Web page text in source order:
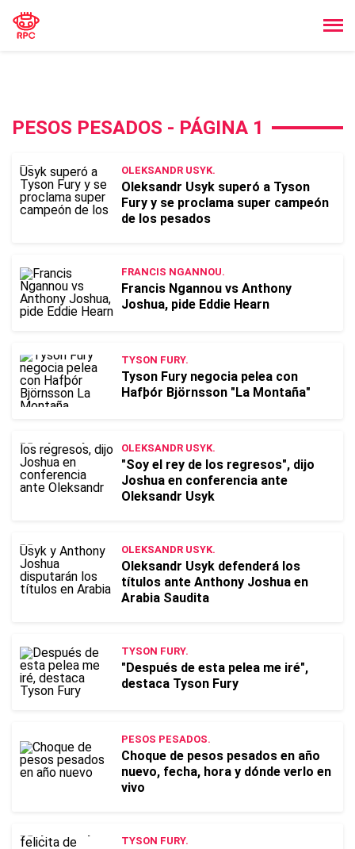
PESOS PESADOS - PÁGINA 1
OLEKSANDR USYK.
Oleksandr Usyk superó a Tyson
Fury y se proclama super campeón
de los pesados
FRANCIS NGANNOU.
Francis Ngannou vs Anthony
Joshua, pide Eddie Hearn
TYSON FURY.
Tyson Fury negocia pelea con
Hafþór Björnsson "La Montaña"
OLEKSANDR USYK.
"Soy el rey de los regresos", dijo
Joshua en conferencia ante
Oleksandr Usyk
OLEKSANDR USYK.
Oleksandr Usyk defenderá los
títulos ante Anthony Joshua en
Arabia Saudita
TYSON FURY.
"Después de esta pelea me iré",
destaca Tyson Fury
PESOS PESADOS.
Choque de pesos pesados en año
nuevo, fecha, hora y dónde verlo en
vivo
TYSON FURY.